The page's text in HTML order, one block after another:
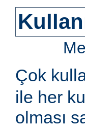
Çok
ile her
olması